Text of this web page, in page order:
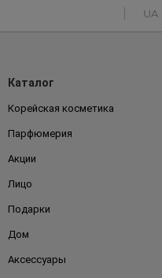
UA
Каталог
Корейская косметика
Парфюмерия
Акции
Лицо
Подарки
Дом
Аксессуары